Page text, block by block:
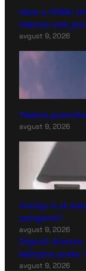
Haos u VNBA!
šokirala svet
avgust 9, 2026
Totalno
avgust 9, 2026
Vraćaju li se
zamijeniti?
avgust 9, 2026
Dignuti dronovi,
kažnjeno preko
avgust 9, 2026